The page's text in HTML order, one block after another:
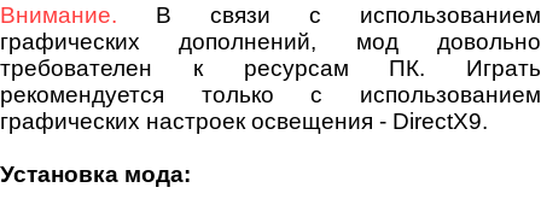
Внимание. В связи с использованием
графических дополнений, мод довольно
требователен к ресурсам ПК. Играть
рекомендуется только с использованием
графических настроек освещения - DirectX9.
Установка мода: